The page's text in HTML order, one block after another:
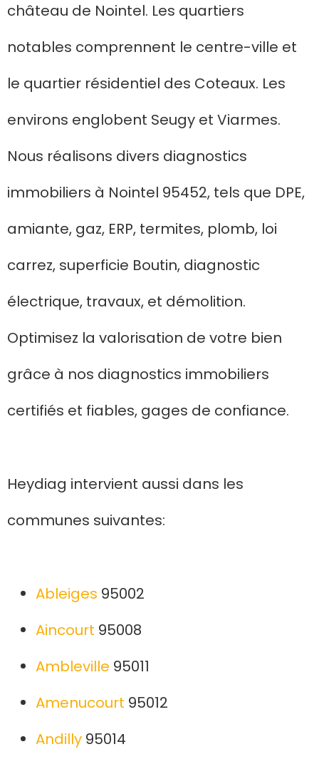
château de Nointel. Les quartiers
notables comprennent le centre-ville et
le quartier résidentiel des Coteaux. Les
environs englobent Seugy et Viarmes.
Nous réalisons divers diagnostics
immobiliers à Nointel 95452, tels que DPE,
amiante, gaz, ERP, termites, plomb, loi
carrez, superficie Boutin, diagnostic
électrique, travaux, et démolition.
Optimisez la valorisation de votre bien
grâce à nos diagnostics immobiliers
certifiés et fiables, gages de confiance.
Heydiag intervient aussi dans les
communes suivantes:
Ableiges 95002
Aincourt 95008
Ambleville 95011
Amenucourt 95012
Andilly 95014